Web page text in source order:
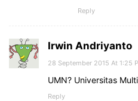
Reply
Irwin Andriyanto
28 September 2015 At 1:25
UMN? Universitas
Reply